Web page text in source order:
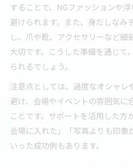
することで、NGファッションや
避けられます。また、身だしなみ
し、爪や靴、アクセサリーなど細
大切です。こうした準備を通じて
られるでしょう。
注意点としては、過度なオシャレ
避け、会場やイベントの雰囲気に
ことです。サポートを活用した方
会場に入れた」「写真よりも印象
いった成功例もあります。